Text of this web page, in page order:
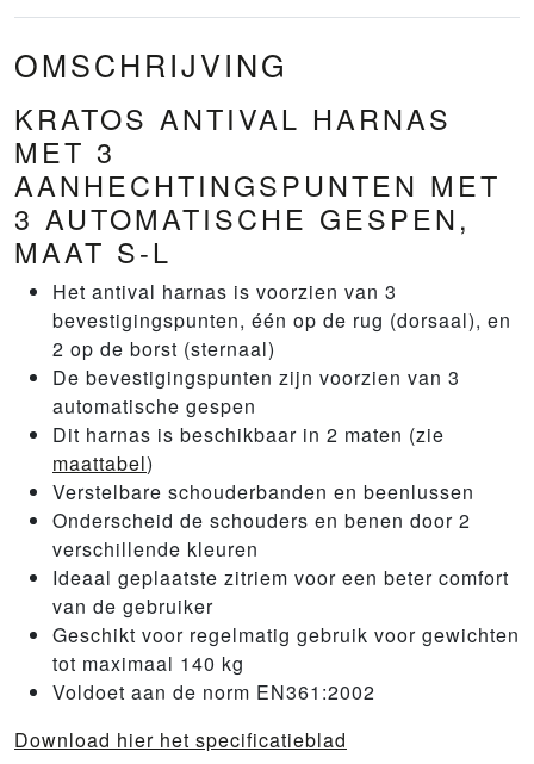
OMSCHRIJVING
KRATOS ANTIVAL HARNAS
MET 3
AANHECHTINGSPUNTEN MET
3 AUTOMATISCHE GESPEN,
MAAT S-L
Het antival harnas is voorzien van 3
bevestigingspunten, één op de rug (dorsaal), en
2 op de borst (sternaal)
De bevestigingspunten zijn voorzien van 3
automatische gespen
Dit harnas is beschikbaar in 2 maten (zie
maattabel)
Verstelbare schouderbanden en beenlussen
Onderscheid de schouders en benen door 2
verschillende kleuren
Ideaal geplaatste zitriem voor een beter comfort
van de gebruiker
Geschikt voor regelmatig gebruik voor gewichten
tot maximaal 140 kg
Voldoet aan de norm EN361:2002
Download hier het specificatieblad